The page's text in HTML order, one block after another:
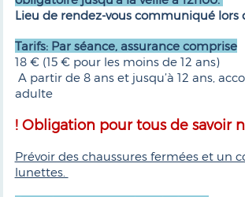
Lieu de rendez-vous communiqué lors
Tarifs: Par séance, assurance comprise
18 € (15 € pour les moins de 12 ans)
A partir de 8 ans et jusqu’à 12 ans,
adulte
! Obligation pour tous de savoir
Prévoir des chaussures fermées et un
lunettes.